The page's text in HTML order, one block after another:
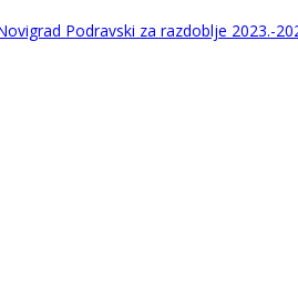
Podravski za razdoblje 2023.-